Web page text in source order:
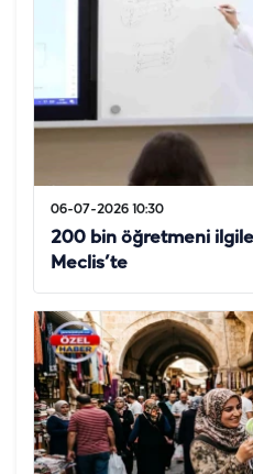
06-07-2026 10:30
200 bin öğretmeni
Meclis’te